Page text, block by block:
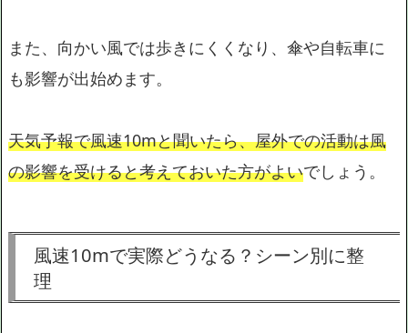
また、向かい風では歩きにくくなり、傘や自転車に
も影響が出始めます。
天気予報で風速10mと聞いたら、屋外での活動は風
の影響を受けると考えておいた方がよいでしょう。
風速10mで実際どうなる？シーン別に整
理